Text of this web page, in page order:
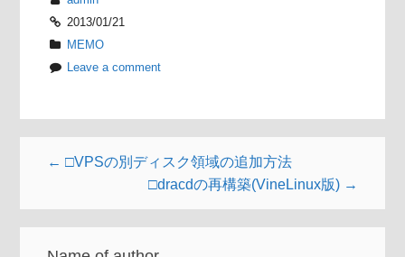
2013/01/21
MEMO
Leave a comment
← □VPSの別ディスク領域の追加方法
□dracdの再構築(VineLinux版) →